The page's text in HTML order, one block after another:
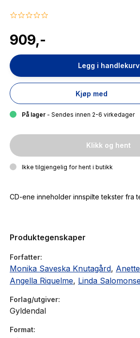
0.0
rating
909,-
Legg i handlekurv
Kjøp med
På lager - Sendes innen 2-6 virkedager
Klikk og hent
Ikke tilgjengelig for hent i butikk
CD-ene inneholder innspilte tekster fra
Produktegenskaper
Forfatter
Monika Saveska Knutagård,
Angella Riquelme, Linda
Forlag/utgiver
Gyldendal
Format